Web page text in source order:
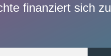
finanziert sich